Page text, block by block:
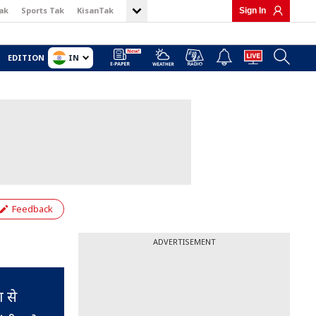
Sports Tak KisanTak Sign In
EDITION IN
Feedback
से
ADVERTISEMENT